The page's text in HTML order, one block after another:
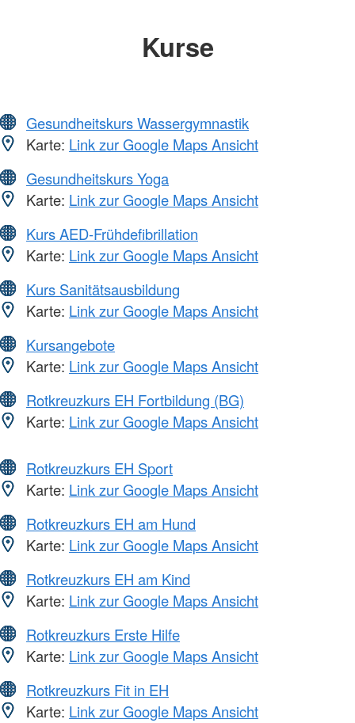
Kurse
Gesundheitskurs Wassergymnastik
Karte: Link zur Google Maps Ansicht
Gesundheitskurs Yoga
Karte: Link zur Google Maps Ansicht
Kurs AED-Frühdefibrillation
Karte: Link zur Google Maps Ansicht
Kurs Sanitätsausbildung
Karte: Link zur Google Maps Ansicht
Kursangebote
Karte: Link zur Google Maps Ansicht
Rotkreuzkurs EH Fortbildung (BG)
Karte: Link zur Google Maps Ansicht
Rotkreuzkurs EH Sport
Karte: Link zur Google Maps Ansicht
Rotkreuzkurs EH am Hund
Karte: Link zur Google Maps Ansicht
Rotkreuzkurs EH am Kind
Karte: Link zur Google Maps Ansicht
Rotkreuzkurs Erste Hilfe
Karte: Link zur Google Maps Ansicht
Rotkreuzkurs Fit in EH
Karte: Link zur Google Maps Ansicht